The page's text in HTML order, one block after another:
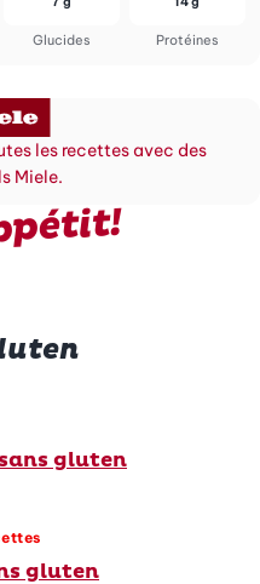
Glucides Protéines
les recettes avec des
Miele.
gluten
gluten